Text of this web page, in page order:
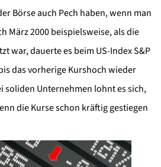
Börse auch Pech haben, wenn man
März 2000 beispielsweise, als die
war, dauerte es beim US-Index S&P
das vorherige Kurshoch wieder
soliden Unternehmen lohnt es sich,
die Kurse schon kräftig gestiegen